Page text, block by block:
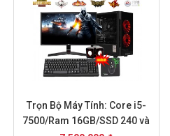
Trọn Bộ Máy Tính: Core i5-
7500/Ram 16GB/SSD 240 và